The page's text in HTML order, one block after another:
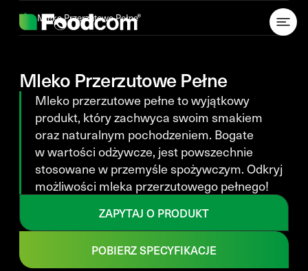
Mleko Przerzutowe Pełne
Mleko Przerzutowe Pełne
Mleko przerzutowe pełne to wyjątkowy
produkt, który zachwyca swoim smakiem
oraz naturalnym pochodzeniem. Bogate
w wartości odżywcze, jest powszechnie
stosowane w przemyśle spożywczym. Odkryj
możliwości mleka przerzutowego pełnego!
ZAPYTAJ O PRODUKT
POBIERZ SPECYFIKACJE